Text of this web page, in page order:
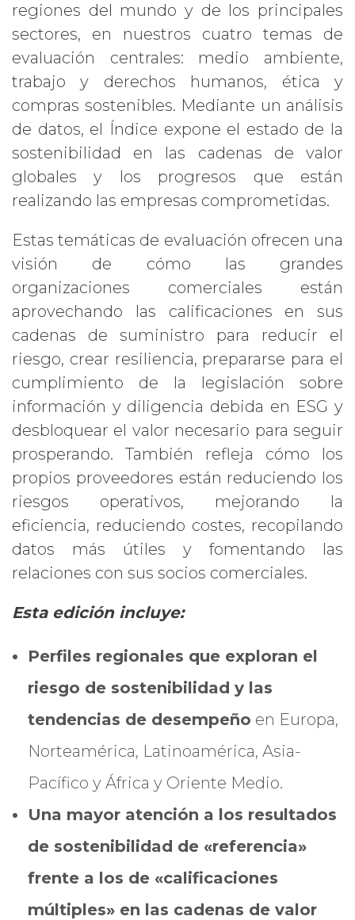
regiones del mundo y de los principales
sectores, en nuestros cuatro temas de
evaluación centrales: medio ambiente,
trabajo y derechos humanos, ética y
compras sostenibles. Mediante un análisis
de datos, el Índice expone el estado de la
sostenibilidad en las cadenas de valor
globales y los progresos que están
realizando las empresas comprometidas.
Estas temáticas de evaluación ofrecen una
visión de cómo las grandes
organizaciones comerciales están
aprovechando las calificaciones en sus
cadenas de suministro para reducir el
riesgo, crear resiliencia, prepararse para el
cumplimiento de la legislación sobre
información y diligencia debida en ESG y
desbloquear el valor necesario para seguir
prosperando. También refleja cómo los
propios proveedores están reduciendo los
riesgos operativos, mejorando la
eficiencia, reduciendo costes, recopilando
datos más útiles y fomentando las
relaciones con sus socios comerciales.
Esta edición incluye:
Perfiles regionales que exploran el
riesgo de sostenibilidad y las
tendencias de desempeño en Europa,
Norteamérica, Latinoamérica, Asia-
Pacífico y África y Oriente Medio.
Una mayor atención a los resultados
de sostenibilidad de «referencia»
frente a los de «calificaciones
múltiples» en las cadenas de valor